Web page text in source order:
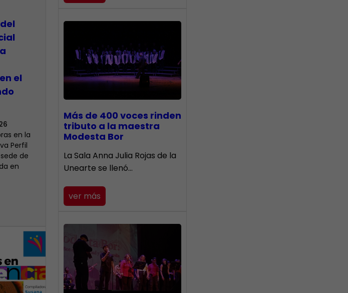
el
en la
Perfil
de
en
Más de 400 voces rinden
tributo a la maestra
Modesta Bor
​La Sala Anna Julia Rojas de la
Unearte se llenó…
ver más